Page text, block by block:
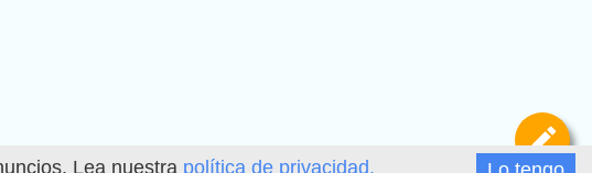
Lea nuestra política de privacidad.